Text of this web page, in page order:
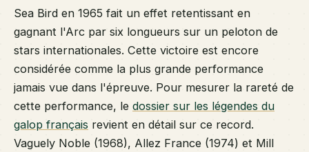
Sea Bird en 1965 fait un effet retentissant en
gagnant l'Arc par six longueurs sur un peloton de
stars internationales. Cette victoire est encore
considérée comme la plus grande performance
jamais vue dans l'épreuve. Pour mesurer la rareté de
cette performance, le dossier sur les légendes du
galop français revient en détail sur ce record.
Vaguely Noble (1968), Allez France (1974) et Mill